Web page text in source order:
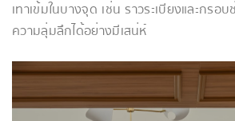
เทาเข้มในบางจุด เช่น ราวระเบียงและกรอ
ความลุ่มลึกได้อย่างมีเสน่ห์